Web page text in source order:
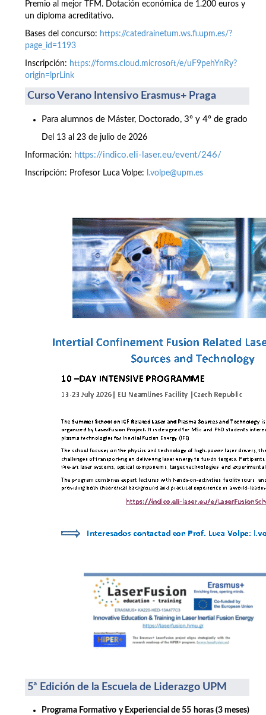
Premio al mejor TFM. Dotación económica de 1.200 euros y
un diploma acreditativo.
Bases del concurso: https://catedrainetum.ws.fi.upm.es/?
page_id=1193
Inscripción: https://forms.cloud.microsoft/e/uF9pehYnRy?
origin=lprLink
Curso Verano Intensivo Erasmus+ Praga
Para alumnos de Máster, Doctorado, 3º y 4º de grado
Del 13 al 23 de julio de 2026
Información: https://indico.eli-laser.eu/event/246/
Inscripción: Profesor Luca Volpe: l.volpe@upm.es
5ª Edición de la Escuela de Liderazgo UPM
Programa Formativo y Experiencial de 55 horas (3 meses)